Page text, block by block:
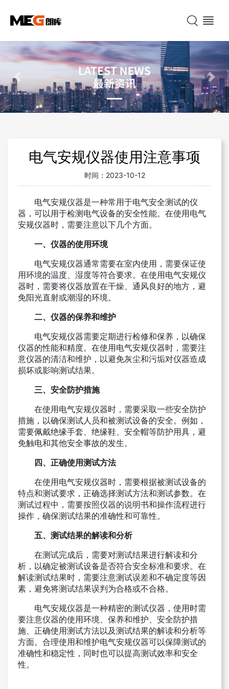
Previous Next
电气安规仪器使用注意事项
时间： 2023-10-12
电气安规仪器是一种常用于电气安全测试的仪
器，可以用于检测电气设备的安全性能。在使用电气
安规仪器时，需要注意以下几个方面。
一、仪器的使用环境
电气安规仪器通常需要在室内使用，需要保证使
用环境的温度、湿度等符合要求。在使用电气安规仪
器时，需要将仪器放置在干燥、通风良好的地方，避
免阳光直射或潮湿的环境。
二、仪器的保养和维护
电气安规仪器需要定期进行检修和保养，以确保
仪器的性能和精度。在使用电气安规仪器时，需要注
意仪器的清洁和维护，以避免灰尘和污垢对仪器造成
损坏或影响测试结果。
三、安全防护措施
在使用电气安规仪器时，需要采取一些安全防护
措施，以确保测试人员和被测试设备的安全。例如，
需要佩戴绝缘手套、绝缘鞋、安全帽等防护用具，避
免触电和其他安全事故的发生。
四、正确使用测试方法
在使用电气安规仪器时，需要根据被测试设备的
特点和测试要求，正确选择测试方法和测试参数。在
测试过程中，需要按照仪器的说明书和操作流程进行
操作，确保测试结果的准确性和可靠性。
五、测试结果的解读和分析
在测试完成后，需要对测试结果进行解读和分
析，以确定被测试设备是否符合安全标准和要求。在
解读测试结果时，需要注意测试误差和不确定度等因
素，避免将测试结果误判为合格或不合格。
电气安规仪器是一种精密的测试仪器，使用时需
要注意仪器的使用环境、保养和维护、安全防护措
施、正确使用测试方法以及测试结果的解读和分析等
方面。合理使用和维护电气安规仪器可以保障测试的
准确性和稳定性，同时也可以提高测试效率和安全
性。